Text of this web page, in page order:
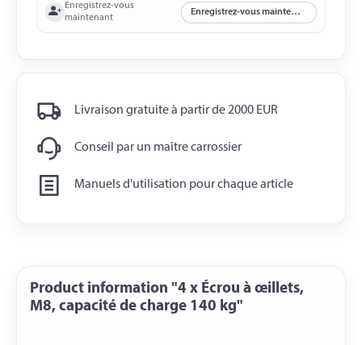
Enregistrez-vous
maintenant
Enregistrez-vous maintenant
Livraison gratuite à partir de 2000 EUR
Conseil par un maître carrossier
Manuels d'utilisation pour chaque article
Product information "4 x Écrou à œillets,
M8, capacité de charge 140 kg"